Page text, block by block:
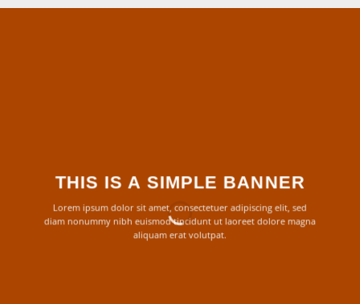
THIS IS A SIMPLE BANNER
Lorem ipsum dolor sit amet, consectetuer adipiscing elit, sed
diam nonummy nibh euismod tincidunt ut laoreet dolore magna
aliquam erat volutpat.